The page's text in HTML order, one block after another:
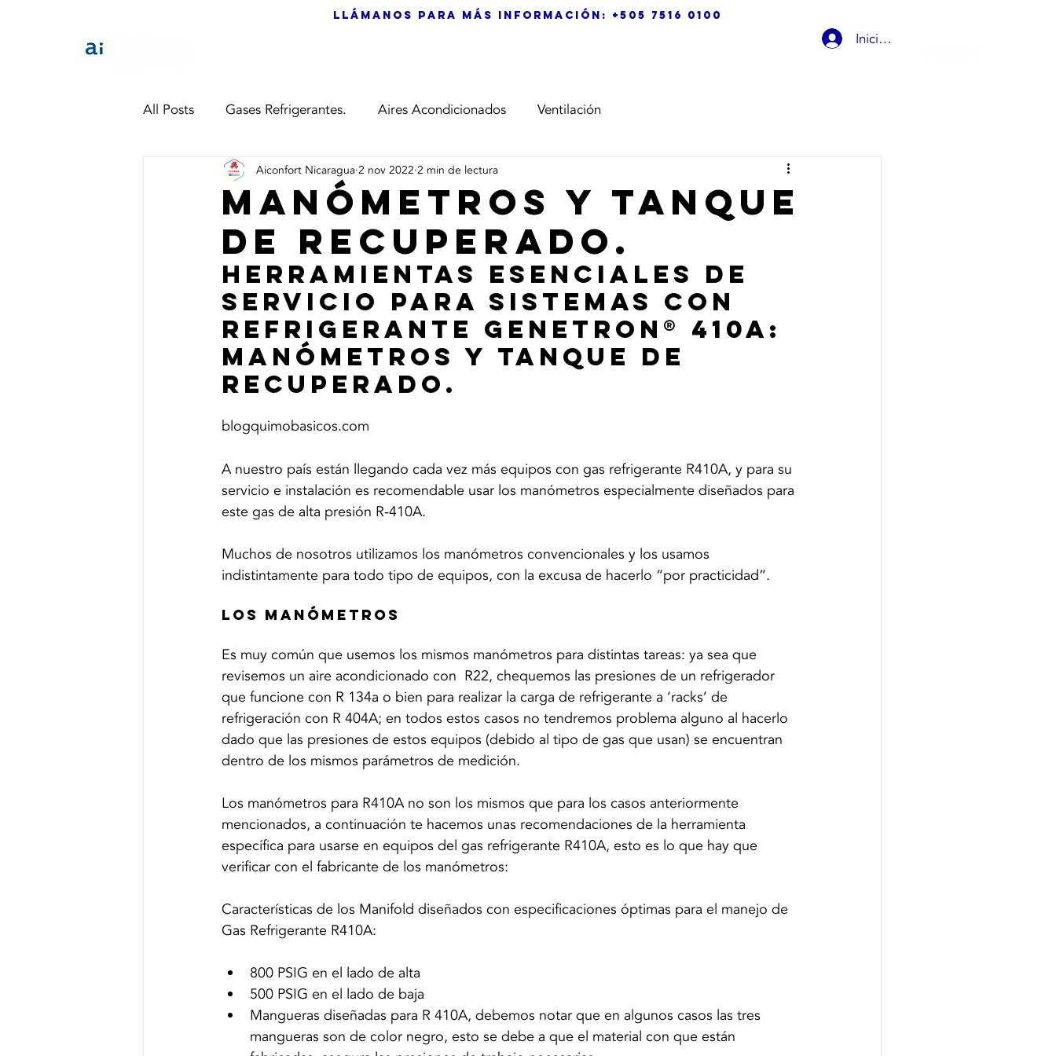
Llámanos para más información: +505 7516 0100
Iniciar sesión
All Posts Gases Refrigerantes. Aires Acondicionados Ventilación
Manómetros y Tanque
de recuperado.
Aiconfort Nicaragua 2 nov 2022 2 min de lectura
Herramientas esenciales de
servicio para sistemas con
Refrigerante Genetron® 410A:
Manómetros y Tanque de
recuperado.
blogquimobasicos.com
A nuestro país están llegando cada vez más equipos con gas refrigerante R410A, y para su
servicio e instalación es recomendable usar los manómetros especialmente diseñados para
este gas de alta presión R-410A.
Muchos de nosotros utilizamos los manómetros convencionales y los usamos
indistintamente para todo tipo de equipos, con la excusa de hacerlo “por practicidad”.
LOS MANÓMETROS
Es muy común que usemos los mismos manómetros para distintas tareas: ya sea que
revisemos un aire acondicionado con  R22, chequemos las presiones de un refrigerador
que funcione con R 134a o bien para realizar la carga de refrigerante a ‘racks’ de
refrigeración con R 404A; en todos estos casos no tendremos problema alguno al hacerlo
dado que las presiones de estos equipos (debido al tipo de gas que usan) se encuentran
dentro de los mismos parámetros de medición.
Los manómetros para R410A no son los mismos que para los casos anteriormente
mencionados, a continuación te hacemos unas recomendaciones de la herramienta
específica para usarse en equipos del gas refrigerante R410A, esto es lo que hay que
verificar con el fabricante de los manómetros:
Características de los Manifold diseñados con especificaciones óptimas para el manejo de
Gas Refrigerante R410A:
800 PSIG en el lado de alta
500 PSIG en el lado de baja
Mangueras diseñadas para R 410A, debemos notar que en algunos casos las tres
mangueras son de color negro, esto se debe a que el material con que están